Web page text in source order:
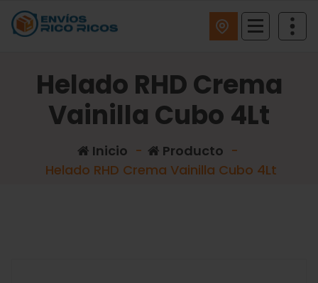
Helado RHD Crema
Vainilla Cubo 4Lt
Inicio - Producto -
Helado RHD Crema Vainilla Cubo 4Lt